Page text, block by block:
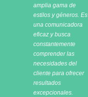
amplia gama de
estilos y géneros. Es
una comunicadora
eficaz y busca
constantemente
comprender las
necesidades del
cliente para ofrecer
resultados
excepcionales.